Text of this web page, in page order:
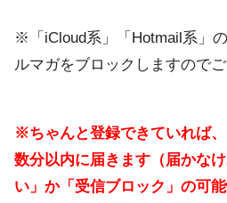
※「iCloud系」「Hotmail系」
ルマガをブロックしますので
※ちゃんと登録できていれば
数分以内に届きます（届かな
い」か「受信ブロック」の可能